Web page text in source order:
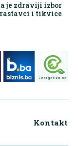
je zdraviji izbor
i tikvice
Kontakt